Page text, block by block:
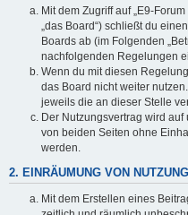
Mit dem Zugriff auf „E9-
„das Board“) schließt du
Boards ab (im Folgenden
nachfolgenden Regelungen
Wenn du mit diesen
das Board nicht weiter
jeweils die an dieser Stelle
Der Nutzungsvertrag wird
von beiden Seiten ohne
werden.
2. EINRÄUMUNG VON
Mit dem Erstellen eines